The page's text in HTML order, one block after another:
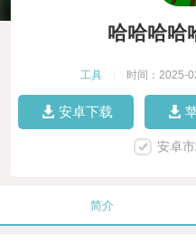
哈哈哈哈
工具 时间：2025-
安卓下载
安卓
简介